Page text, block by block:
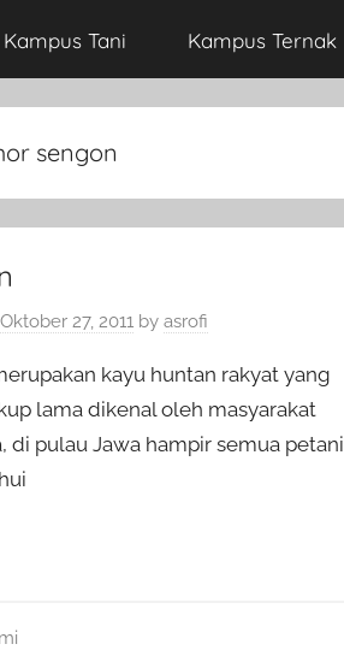
Kampus Tani Kampus Ternak
sengon
Oktober 27, 2011 by asrofi
kayu huntan rakyat yang
lama dikenal oleh masyarakat
di pulau Jawa hampir semua petani